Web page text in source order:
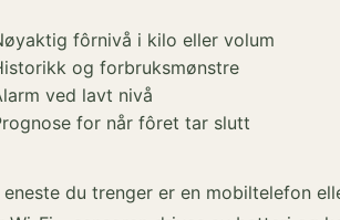
fôrnivå i kilo eller volum
og forbruksmønstre
ved lavt nivå
for når fôret tar slutt
eneste du trenger er en mobiltelefon